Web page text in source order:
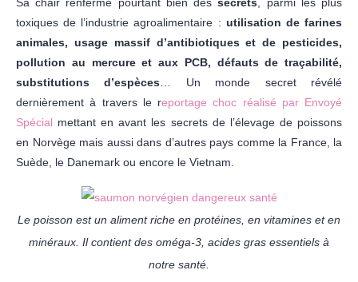
toxiques de l’industrie agroalimentaire : utilisation de farines
animales, usage massif d’antibiotiques et de pesticides,
pollution au mercure et aux PCB, défauts de traçabilité,
substitutions d’espèces … Un monde secret révélé
dernièrement à travers le reportage choc réalisé par Envoyé
Spécial mettant en avant les secrets de l’élevage de poissons
en Norvège mais aussi dans d’autres pays comme la France, la
Suède, le Danemark ou encore le Vietnam.
Le poisson est un aliment riche en protéines, en vitamines et en
minéraux. Il contient des oméga-3, acides gras essentiels à
notre santé.